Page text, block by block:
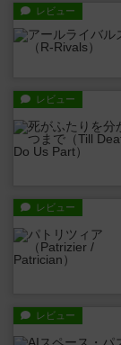
レビュー
レビュー
レビュー
レビュー